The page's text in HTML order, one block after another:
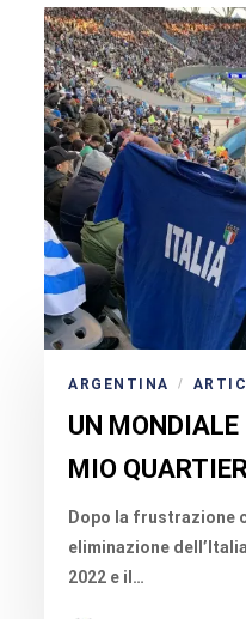
ARGENTINA /
UN
MIO
Dopo la frustrazione
eliminazione
2022 e il…